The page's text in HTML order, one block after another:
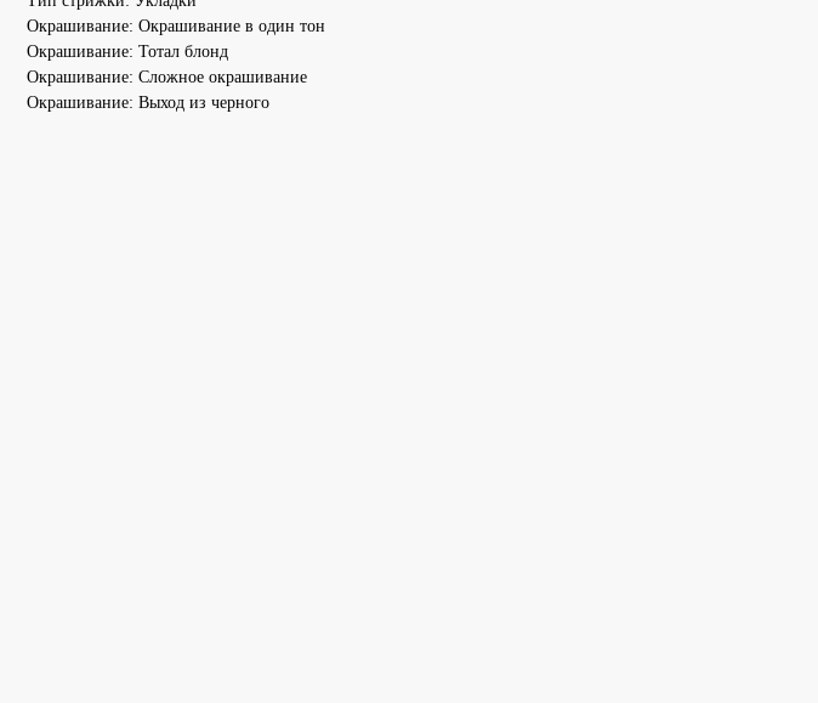
Окрашивание: Окрашивание в один тон
Окрашивание: Тотал блонд
Окрашивание: Сложное окрашивание
Окрашивание: Выход из черного